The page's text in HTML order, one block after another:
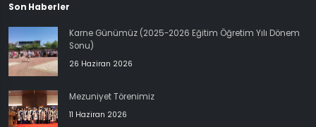
Son Haberler
Karne Günümüz (2025-2026 Eğitim Öğretim Yılı Dönem
Sonu)
26 Haziran 2026
Mezuniyet Törenimiz
11 Haziran 2026